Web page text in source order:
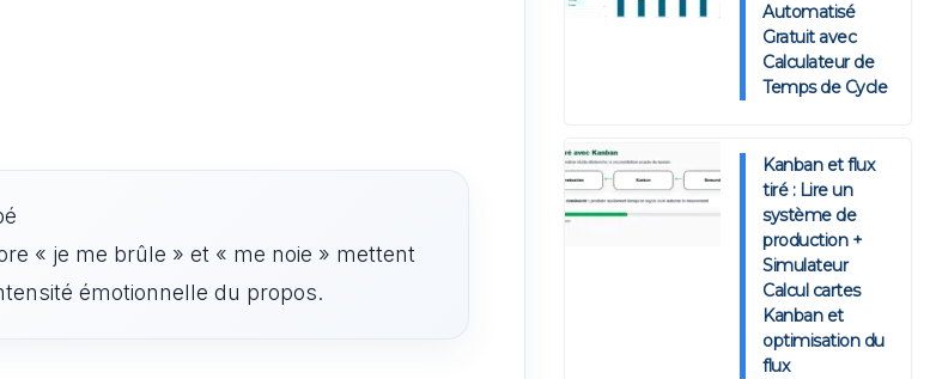
« je me brûle » et « me noie » mettent
émotionnelle du propos.
Automatisé
Gratuit avec
Calculateur de
Temps de Cycle
Kanban et flux
tiré : Lire un
système de
production +
Simulateur
Calcul cartes
Kanban et
optimisation du
flux